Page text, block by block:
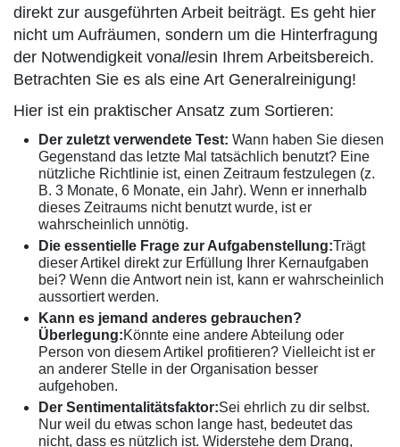
direkt zur ausgeführten Arbeit beiträgt. Es geht hier
nicht um Aufräumen, sondern um die Hinterfragung
der Notwendigkeit vonallesin Ihrem Arbeitsbereich.
Betrachten Sie es als eine Art Generalreinigung!
Hier ist ein praktischer Ansatz zum Sortieren:
Der zuletzt verwendete Test: Wann haben Sie diesen
Gegenstand das letzte Mal tatsächlich benutzt? Eine
nützliche Richtlinie ist, einen Zeitraum festzulegen (z.
B. 3 Monate, 6 Monate, ein Jahr). Wenn er innerhalb
dieses Zeitraums nicht benutzt wurde, ist er
wahrscheinlich unnötig.
Die essentielle Frage zur Aufgabenstellung:Trägt
dieser Artikel direkt zur Erfüllung Ihrer Kernaufgaben
bei? Wenn die Antwort nein ist, kann er wahrscheinlich
aussortiert werden.
Kann es jemand anderes gebrauchen?
Überlegung:Könnte eine andere Abteilung oder
Person von diesem Artikel profitieren? Vielleicht ist er
an anderer Stelle in der Organisation besser
aufgehoben.
Der Sentimentalitätsfaktor:Sei ehrlich zu dir selbst.
Nur weil du etwas schon lange hast, bedeutet das
nicht, dass es nützlich ist. Widerstehe dem Drang,